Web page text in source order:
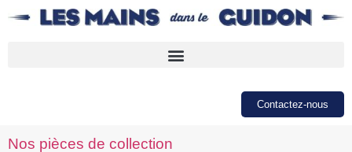
Contactez-nous
Nos pièces de collection